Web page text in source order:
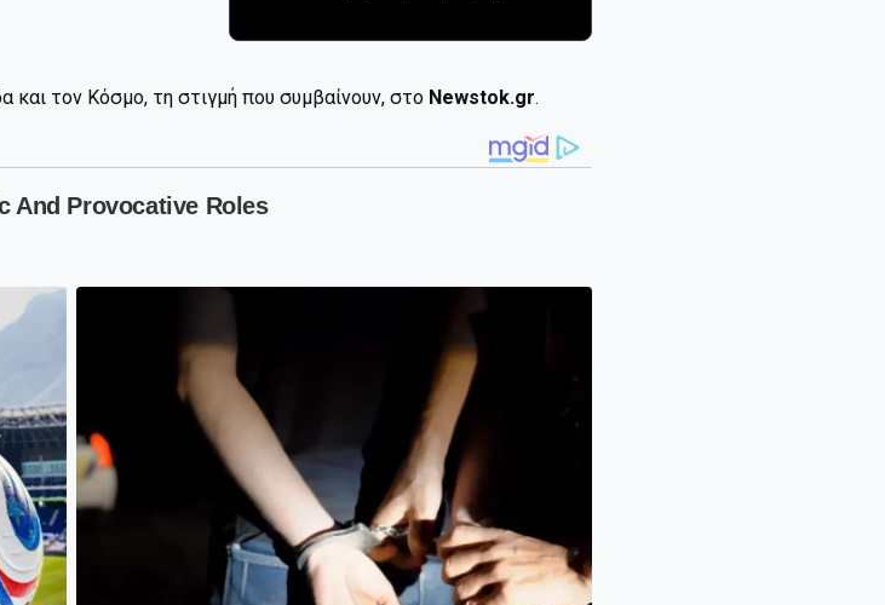
και τον Κόσμο, τη στιγμή που συμβαίνουν, στο Newstok.gr.